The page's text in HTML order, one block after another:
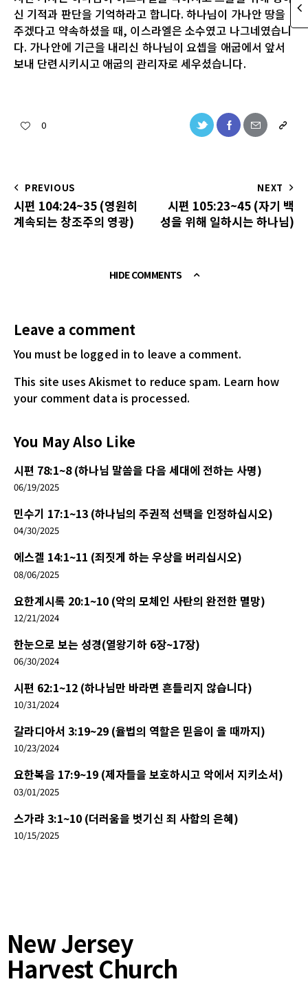
신 기적과 판단을 기억하라고 합니다. 하나님이 가나안 땅을
주겠다고 약속하셨을 때, 이스라엘은 소수였고 나그네였습니
다. 가나안에 기근을 내리신 하나님이 요셉을 애굽에서 앞서
보내 단련시키시고 애굽의 관리자로 세우셨습니다.
0
PREVIOUS
시편 104:24~35 (영원히
계속되는 창조주의 영광)
NEXT
시편 105:23~45 (자기 백
성을 위해 일하시는 하나님)
HIDE COMMENTS
Leave a comment
You must be logged in to leave a comment.
This site uses Akismet to reduce spam. Learn how
your comment data is processed.
You May Also Like
시편 78:1~8 (하나님 말씀을 다음 세대에 전하는 사명)
06/19/2025
민수기 17:1~13 (하나님의 주권적 선택을 인정하십시오)
04/30/2025
에스겔 14:1~11 (죄짓게 하는 우상을 버리십시오)
08/06/2025
요한계시록 20:1~10 (악의 모체인 사탄의 완전한 멸망)
12/21/2024
한눈으로 보는 성경(열왕기하 6장~17장)
06/30/2024
시편 62:1~12 (하나님만 바라면 흔들리지 않습니다)
10/31/2024
갈라디아서 3:19~29 (율법의 역할은 믿음이 올 때까지)
10/23/2024
요한복음 17:9~19 (제자들을 보호하시고 악에서 지키소서)
03/01/2025
스가랴 3:1~10 (더러움을 벗기신 죄 사함의 은혜)
10/15/2025
New Jersey
Harvest Church